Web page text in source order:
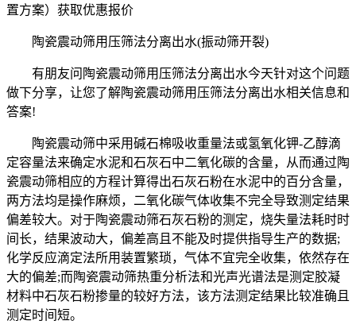
置方案） 获取优惠报价
陶瓷震动筛用压筛法分离出水(振动筛开裂)
有朋友问陶瓷震动筛用压筛法分离出水今天针对这个问题
做下分享，让您了解陶瓷震动筛用压筛法分离出水相关信息和
答案!
陶瓷震动筛中采用碱石棉吸收重量法或氢氧化钾-乙醇滴
定容量法来确定水泥和石灰石中二氧化碳的含量，从而通过陶
瓷震动筛相应的方程计算得出石灰石粉在水泥中的百分含量，
两方法均是操作麻烦，二氧化碳气体收集不完全导致测定结果
偏差较大。对于陶瓷震动筛石灰石粉的测定，烧失量法耗时时
间长，结果波动大，偏差高且不能及时提供指导生产的数据;
化学反应滴定法所用装置繁琐，气体不宜完全收集，依然存在
大的偏差;而陶瓷震动筛热重分析法和光声光谱法是测定胶凝
材料中石灰石粉掺量的较好方法，该方法测定结果比较准确且
测定时间短。